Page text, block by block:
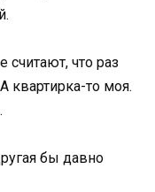
что раз
квартирка-то моя.
бы давно